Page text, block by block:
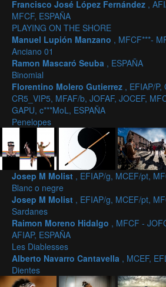
Francisco José López Fernández ,
MFCF, ESPAÑA
PLAYING ON THE SHORE
Manuel Lupión Manzano , MFCF***-
Anciano 01
Ramon Mascaró Seuba , ESPAÑA
Binomial
Florentino Molero Gutierrez , EFIAP/P,
CR5_VIP5, MFAF/b, JOFAF, JOCEF,
GAPU, c***MoL, ESPAÑA
Penelopes
Josep M Molist , EFIAP/g, MCEF/pt,
Blanc o negre
Josep M Molist , EFIAP/g, MCEF/pt,
Sardanes
Raimon Moreno Hidalgo , MFCF -
AFIAP, ESPAÑA
Les Diablesses
Alberto Navarro Cantavella , MCEF,
Dientes